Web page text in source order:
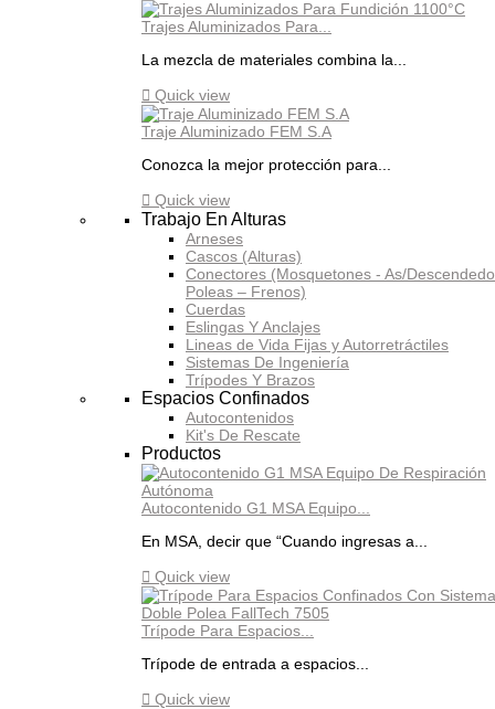
Trajes Aluminizados Para...
La mezcla de materiales combina la...
 Quick view
Traje Aluminizado FEM S.A
Conozca la mejor protección para...
 Quick view
Trabajo En Alturas
Arneses
Cascos (Alturas)
Conectores (Mosquetones - As/
Poleas – Frenos)
Cuerdas
Eslingas Y Anclajes
Lineas de Vida Fijas y Autorretráctiles
Sistemas De Ingeniería
Trípodes Y Brazos
Espacios Confinados
Autocontenidos
Kit's De Rescate
Productos
Autocontenido G1 MSA Equipo...
En MSA, decir que “Cuando ingresas a...
 Quick view
Trípode Para Espacios...
Trípode de entrada a espacios...
 Quick view